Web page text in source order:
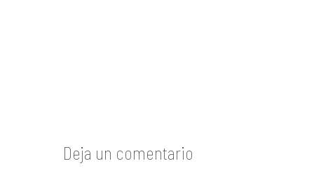
Deja un comentario